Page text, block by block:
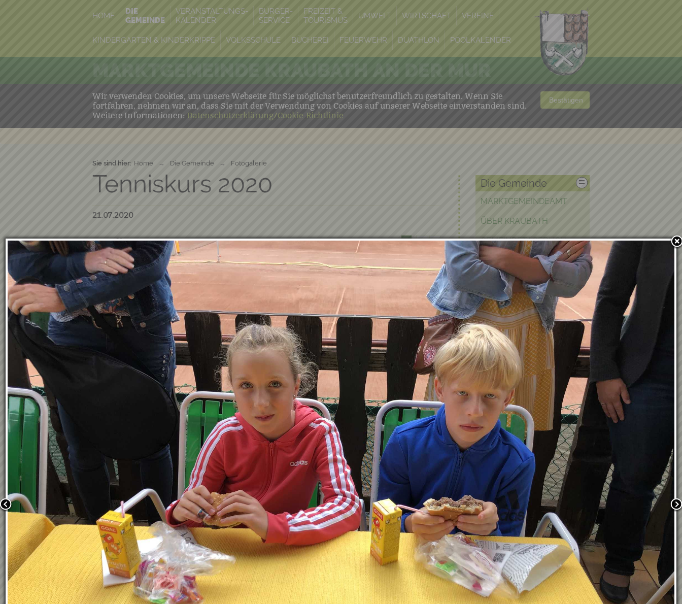
HOME
DIE
GEMEINDE
VERANSTALTUNGS-
KALENDER
BÜRGER-
SERVICE
FREIZEIT &
TOURISMUS
UMWELT WIRTSCHAFT VEREINE
KINDERGARTEN & KINDERKRIPPE VOLKSSCHULE BÜCHEREI FEUERWEHR DUATHLON POOLKALENDER
MARKTGEMEINDE KRAUBATH AN DER MUR
Wir verwenden Cookies, um unsere Webseite für Sie möglichst benutzerfreundlich zu gestalten. Wenn Sie
fortfahren, nehmen wir an, dass Sie mit der Verwendung von Cookies auf unserer Webseite einverstanden sind.
Weitere Informationen: Datenschutzerklärung/Cookie-Richtlinie
Bestätigen
Sie sind hier: Home → Die Gemeinde → Fotogalerie
Tenniskurs 2020
21.07.2020
51Treffer Seite1von2 »
1 2
Die Gemeinde
MARKTGEMEINDEAMT
ÜBER KRAUBATH
GEMEINDETAGEBUCH
EHRENBÜRGER UND
EHRENRINGTRÄGER
POLITIK IN KRAUBATH
BAUEN & WOHNEN
PFARRE
PARTNERGEMEINDE
FOTOGALERIE